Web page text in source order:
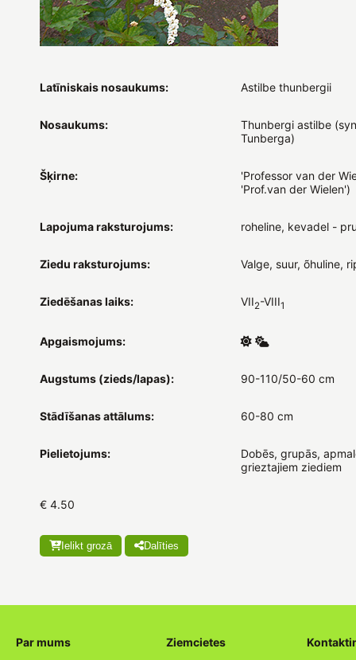
Latīniskais nosaukums: Astilbe thunbergii
Nosaukums:
Thunbergi astilbe
Tunberga)
Šķirne:
'Professor van der
'Prof.van der Wielen')
Lapojuma raksturojums: roheline, kevadel -
Ziedu raksturojums: Valge, suur, õhuline,
Ziedēšanas laiks: VII2-VIII1
Apgaismojums:
Augstums (zieds/lapas): 90-110/50-60 cm
Stādīšanas attālums: 60-80 cm
Pielietojums:
Dobēs, grupās,
grieztajiem ziediem
€ 4.50
Ielikt grozā Dalīties
Par mums Ziemcietes